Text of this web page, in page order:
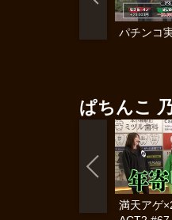
パチンコ
ぱちんこ
満天アゲ